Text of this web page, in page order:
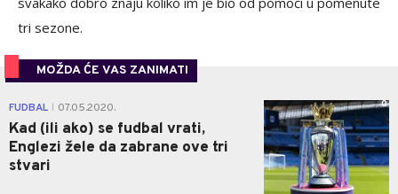
tri sezone.
MOŽDA ĆE VAS ZANIMATI
FUDBAL 07.05.2020.
Kad (ili ako) se fudbal vrati,
Englezi žele da zabrane ove tri
stvari
0